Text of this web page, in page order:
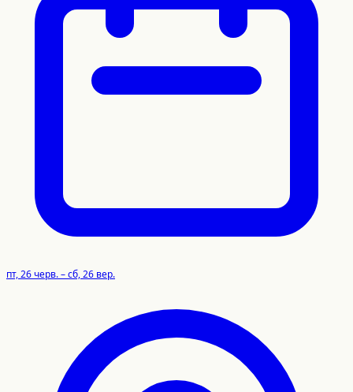
пт, 26 черв. – сб, 26 вер.